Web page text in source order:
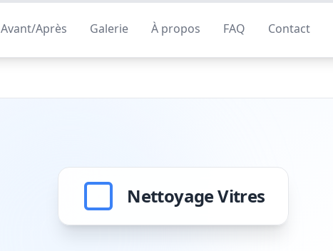
Avant/Après Galerie À propos FAQ Contact
Nettoyage Vitres